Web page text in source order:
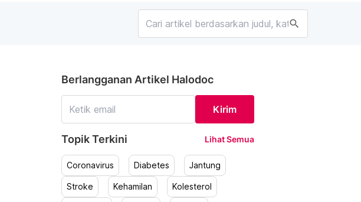
search
Berlangganan Artikel Halodoc
Kirim
Topik Terkini Lihat Semua
Coronavirus Diabetes Jantung
Stroke Kehamilan Kolesterol